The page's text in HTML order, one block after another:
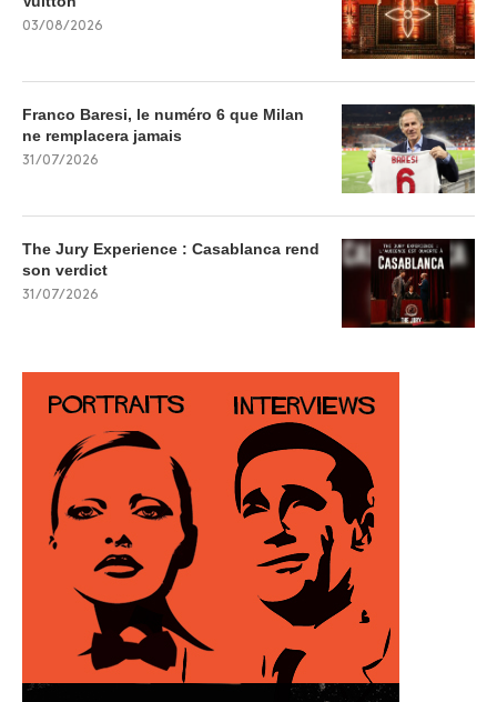
03/08/2026
Franco Baresi, le numéro 6 que Milan
ne remplacera jamais
31/07/2026
The Jury Experience : Casablanca rend
son verdict
31/07/2026